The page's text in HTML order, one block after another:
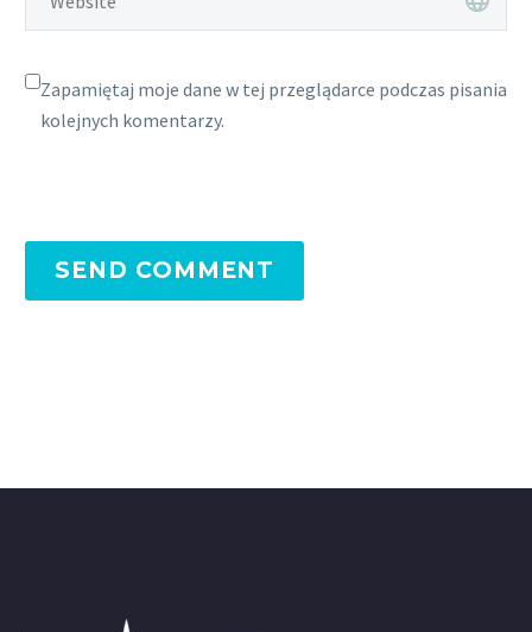
Zapamiętaj moje dane w tej przeglądarce podczas pisania
kolejnych komentarzy.
SEND COMMENT